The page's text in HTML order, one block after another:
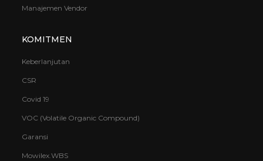
Manajemen Vendor
KOMITMEN
Keberlanjutan
CSR
Covid 19
VOC (Volatile Organic Compound)
Garansi
Mowilex.WBS